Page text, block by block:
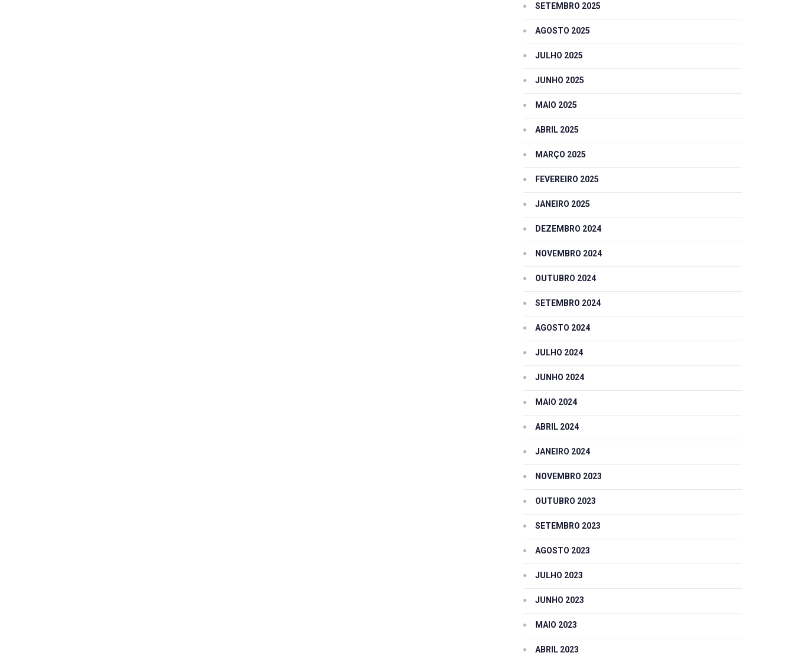
SETEMBRO 2025
AGOSTO 2025
JULHO 2025
JUNHO 2025
MAIO 2025
ABRIL 2025
MARÇO 2025
FEVEREIRO 2025
JANEIRO 2025
DEZEMBRO 2024
NOVEMBRO 2024
OUTUBRO 2024
SETEMBRO 2024
AGOSTO 2024
JULHO 2024
JUNHO 2024
MAIO 2024
ABRIL 2024
JANEIRO 2024
NOVEMBRO 2023
OUTUBRO 2023
SETEMBRO 2023
AGOSTO 2023
JULHO 2023
JUNHO 2023
MAIO 2023
ABRIL 2023